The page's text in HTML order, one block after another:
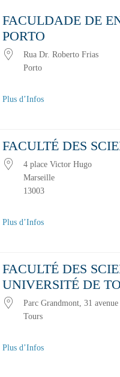
FACULDADE DE
PORTO
Rua Dr. Roberto Frias
Porto
Plus d’Infos
FACULTÉ DES
4 place Victor Hugo
Marseille
13003
Plus d’Infos
FACULTÉ DES
UNIVERSITÉ DE
Parc Grandmont, 31
Tours
Plus d’Infos